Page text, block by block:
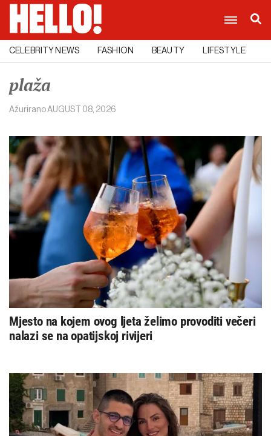
CELEBRITY NEWS FASHION BEAUTY LIFESTYLE
plaža
AžuriranoAUGUST 08, 2026
Mjesto na kojem ovog ljeta želimo provoditi večeri
nalazi se na opatijskoj rivijeri